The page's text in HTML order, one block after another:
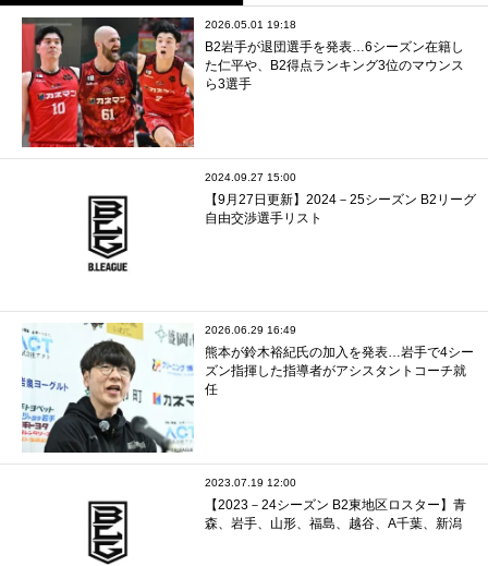
2026.05.01 19:18
B2岩手が退団選手を発表…6シーズン在籍し
た仁平や、B2得点ランキング3位のマウンス
ら3選手
2024.09.27 15:00
【9月27日更新】2024－25シーズン B2リーグ
自由交渉選手リスト
2026.06.29 16:49
熊本が鈴木裕紀氏の加入を発表…岩手で4シー
ズン指揮した指導者がアシスタントコーチ就
任
2023.07.19 12:00
【2023－24シーズン B2東地区ロスター】青
森、岩手、山形、福島、越谷、A千葉、新潟